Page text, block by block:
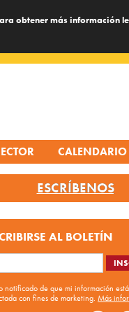
obtener más información
CALENDARIO
ESCRÍBENOS
AL BOLETÍN
notificado de que mi información
con fines de marketing. Más